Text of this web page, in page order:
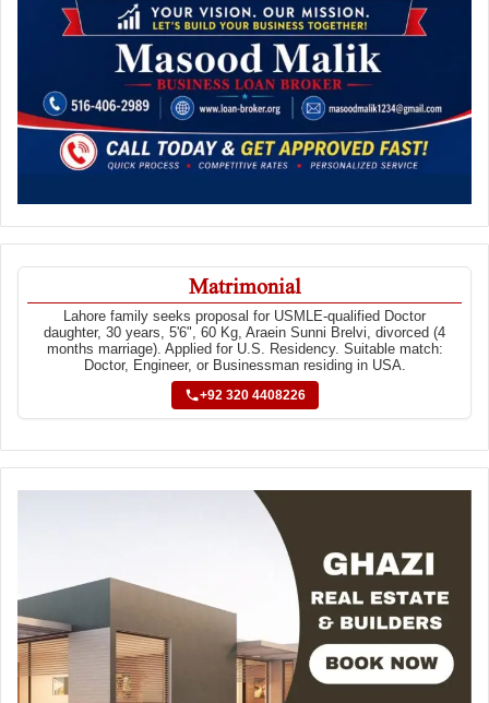
Matrimonial
Lahore family seeks proposal for USMLE-qualified Doctor
daughter, 30 years, 5'6", 60 Kg, Araein Sunni Brelvi, divorced (4
months marriage). Applied for U.S. Residency. Suitable match:
Doctor, Engineer, or Businessman residing in USA.
+92 320 4408226